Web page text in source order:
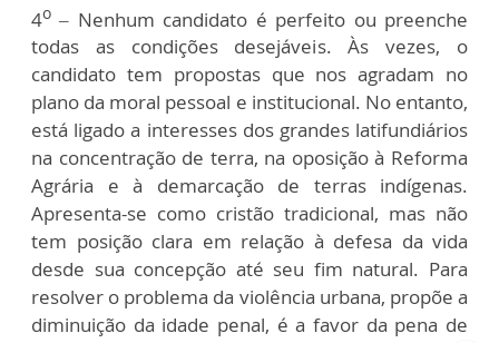
4o – Nenhum candidato é perfeito ou preenche
todas as condições desejáveis. Às vezes, o
candidato tem propostas que nos agradam no
plano da moral pessoal e institucional. No entanto,
está ligado a interesses dos grandes latifundiários
na concentração de terra, na oposição à Reforma
Agrária e à demarcação de terras indígenas.
Apresenta-se como cristão tradicional, mas não
tem posição clara em relação à defesa da vida
desde sua concepção até seu fim natural. Para
resolver o problema da violência urbana, propõe a
diminuição da idade penal, é a favor da pena de